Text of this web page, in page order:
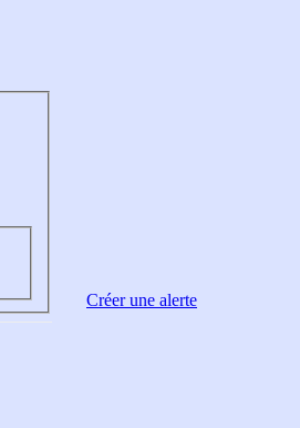
Créer une alerte